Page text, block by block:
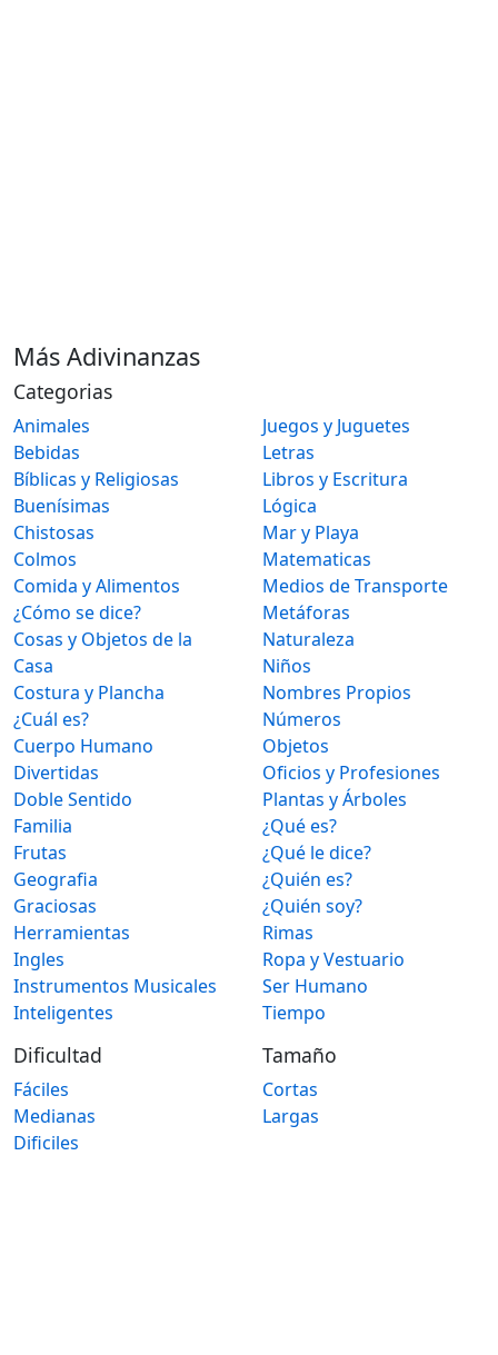
Más Adivinanzas
Categorias
Animales
Bebidas
Bíblicas y Religiosas
Buenísimas
Chistosas
Colmos
Comida y Alimentos
¿Cómo se dice?
Cosas y Objetos de la
Casa
Costura y Plancha
¿Cuál es?
Cuerpo Humano
Divertidas
Doble Sentido
Familia
Frutas
Geografia
Graciosas
Herramientas
Ingles
Instrumentos Musicales
Inteligentes
Juegos y Juguetes
Letras
Libros y Escritura
Lógica
Mar y Playa
Matematicas
Medios de Transporte
Metáforas
Naturaleza
Niños
Nombres Propios
Números
Objetos
Oficios y Profesiones
Plantas y Árboles
¿Qué es?
¿Qué le dice?
¿Quién es?
¿Quién soy?
Rimas
Ropa y Vestuario
Ser Humano
Tiempo
Dificultad
Fáciles
Medianas
Dificiles
Tamaño
Cortas
Largas